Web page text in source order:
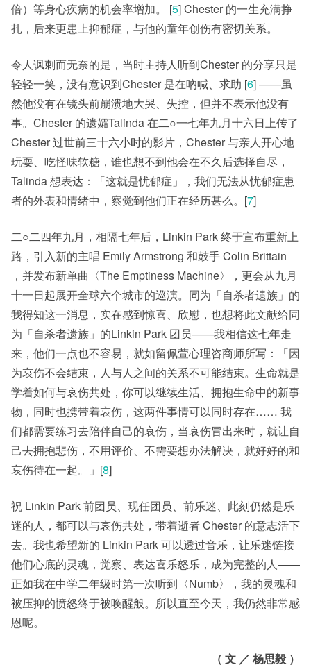
倍）等身心疾病的机会率增加。 [5] Chester 的一生充满挣
扎，后来更患上抑郁症，与他的童年创伤有密切关系。
令人讽刺而无奈的是，当时主持人听到Chester 的分享只是
轻轻一笑，没有意识到Chester 是在吶喊、求助 [6] ——虽
然他没有在镜头前崩溃地大哭、失控，但并不表示他没有
事。Chester 的遗孀Talinda 在二○一七年九月十六日上传了
Chester 过世前三十六小时的影片，Chester 与亲人开心地
玩耍、吃怪味软糖，谁也想不到他会在不久后选择自尽，
Talinda 想表达：「这就是忧郁症」，我们无法从忧郁症患
者的外表和情绪中，察觉到他们正在经历甚么。[7]
二○二四年九月，相隔七年后，Linkin Park 终于宣布重新上
路，引入新的主唱 Emily Armstrong 和鼓手 Colin Brittain
，并发布新单曲〈The Emptiness Machine〉，更会从九月
十一日起展开全球六个城市的巡演。同为「自杀者遗族」的
我得知这一消息，实在感到惊喜、欣慰，也想将此文献给同
为「自杀者遗族」的Linkin Park 团员——我相信这七年走
来，他们一点也不容易，就如留佩萱心理咨商师所写：「因
为哀伤不会结束，人与人之间的关系不可能结束。生命就是
学着如何与哀伤共处，你可以继续生活、拥抱生命中的新事
物，同时也携带着哀伤，这两件事情可以同时存在…… 我
们都需要练习去陪伴自己的哀伤，当哀伤冒出来时，就让自
己去拥抱悲伤，不用评价、不需要想办法解决，就好好的和
哀伤待在一起。」[8]
祝 Linkin Park 前团员、现任团员、前乐迷、此刻仍然是乐
迷的人，都可以与哀伤共处，带着逝者 Chester 的意志活下
去。我也希望新的 Linkin Park 可以透过音乐，让乐迷链接
他们心底的灵魂，觉察、表达喜乐怒乐，成为完整的人——
正如我在中学二年级时第一次听到〈Numb〉，我的灵魂和
被压抑的愤怒终于被唤醒般。所以直至今天，我仍然非常感
恩呢。
（ 文 ／ 杨思毅 ）